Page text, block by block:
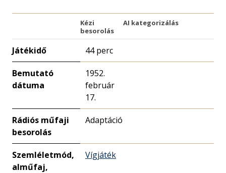
Kézi
besorolás
AI kategorizálás
Játékidő 44 perc
Bemutató
dátuma
1952.
február
17.
Rádiós műfaji
besorolás
Adaptáció
Szemléletmód,
alműfaj,
Vígjáték